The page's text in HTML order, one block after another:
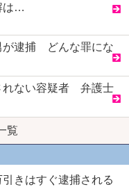
は…
が逮捕 どんな罪にな
れない容疑者 弁護士
覧
引きはすぐ逮捕される